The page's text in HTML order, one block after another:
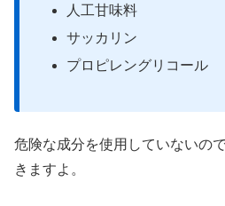
人工甘味料
サッカリン
プロピレングリコール
危険な成分を使用していないの
きますよ。